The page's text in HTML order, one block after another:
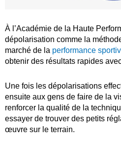
À l’Académie de la Haute
dépolarisation comme la
marché de la performance
obtenir des résultats rapides
Une fois les dépolarisations
ensuite aux gens de faire de la
renforcer la qualité de la
essayer de trouver des petits
œuvre sur le terrain.